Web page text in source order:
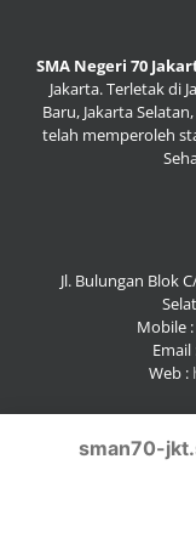
SMA Negeri 70
Jakarta. Terletak di
Baru, Jakarta
telah memperoleh
Jl. Bulungan Blok
Mobile :
Email
Web :
sman70-